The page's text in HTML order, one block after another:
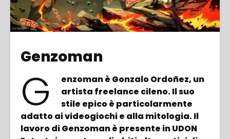
Genzoman
G
enzoman è Gonzalo Ordoñez, un
artista freelance cileno. Il suo
stile epico è particolarmente
adatto ai videogiochi e alla mitologia. Il
lavoro di Genzoman è presente in UDON